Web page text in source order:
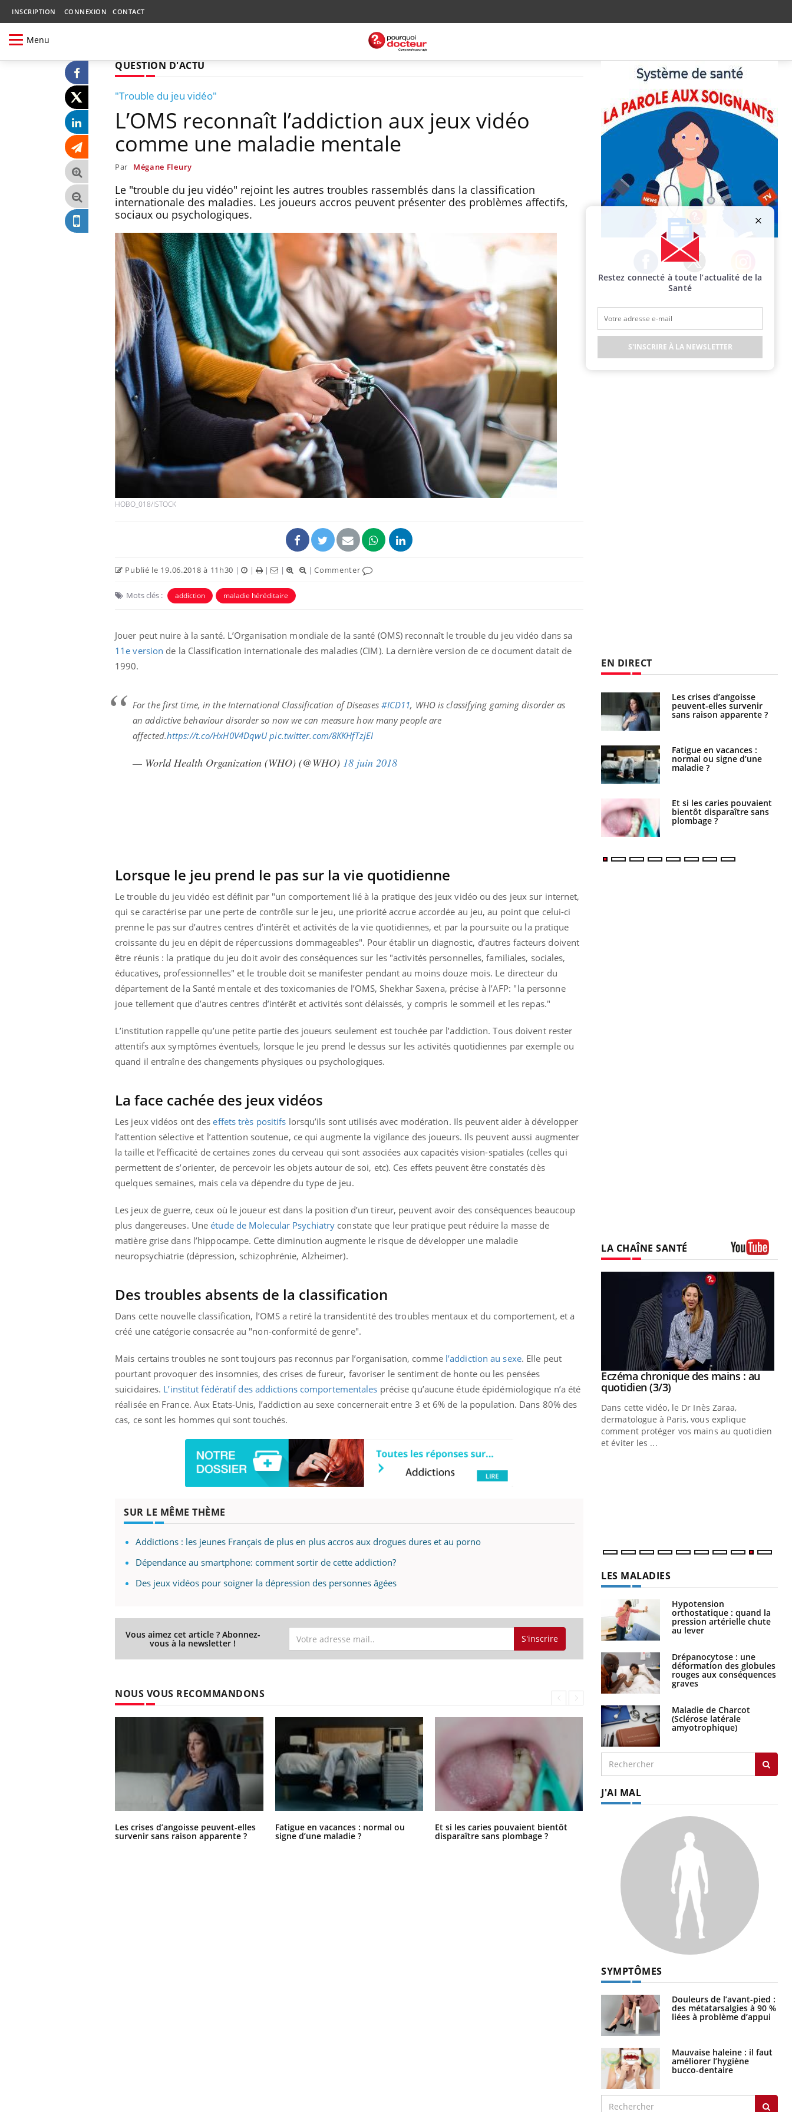
INSCRIPTION CONNEXION CONTACT
Menu
QUESTION D'ACTU
"Trouble du jeu vidéo"
L’OMS reconnaît l’addiction aux jeux vidéo
comme une maladie mentale
Par Mégane Fleury
Le "trouble du jeu vidéo" rejoint les autres troubles rassemblés dans la classification
internationale des maladies. Les joueurs accros peuvent présenter des problèmes affectifs,
sociaux ou psychologiques.
HOBO_018/ISTOCK
Publié le 19.06.2018 à 11h30 | | | | |Commenter
Mots clés : addiction maladie héréditaire
Jouer peut nuire à la santé. L’Organisation mondiale de la santé (OMS) reconnaît le trouble du jeu vidéo dans sa
11e version de la Classification internationale des maladies (CIM). La dernière version de ce document datait de
1990.
For the first time, in the International Classification of Diseases #ICD11, WHO is classifying gaming disorder as
an addictive behaviour disorder so now we can measure how many people are
affected.https://t.co/HxH0V4DqwU pic.twitter.com/8KKHfTzjEI
— World Health Organization (WHO) (@WHO) 18 juin 2018
Lorsque le jeu prend le pas sur la vie quotidienne
Le trouble du jeu vidéo est définit par "un comportement lié à la pratique des jeux vidéo ou des jeux sur internet,
qui se caractérise par une perte de contrôle sur le jeu, une priorité accrue accordée au jeu, au point que celui-ci
prenne le pas sur d’autres centres d’intérêt et activités de la vie quotidiennes, et par la poursuite ou la pratique
croissante du jeu en dépit de répercussions dommageables". Pour établir un diagnostic, d’autres facteurs doivent
être réunis : la pratique du jeu doit avoir des conséquences sur les "activités personnelles, familiales, sociales,
éducatives, professionnelles" et le trouble doit se manifester pendant au moins douze mois. Le directeur du
département de la Santé mentale et des toxicomanies de l’OMS, Shekhar Saxena, précise à l’AFP: "la personne
joue tellement que d’autres centres d’intérêt et activités sont délaissés, y compris le sommeil et les repas."
L’institution rappelle qu’une petite partie des joueurs seulement est touchée par l’addiction. Tous doivent rester
attentifs aux symptômes éventuels, lorsque le jeu prend le dessus sur les activités quotidiennes par exemple ou
quand il entraîne des changements physiques ou psychologiques.
La face cachée des jeux vidéos
Les jeux vidéos ont deseffets très positifs lorsqu’ils sont utilisés avec modération. Ils peuvent aider à développer
l’attention sélective et l’attention soutenue, ce qui augmente la vigilance des joueurs. Ils peuvent aussi augmenter
la taille et l’efficacité de certaines zones du cerveau qui sont associées aux capacités vision-spatiales (celles qui
permettent de s’orienter, de percevoir les objets autour de soi, etc). Ces effets peuvent être constatés dès
quelques semaines, mais cela va dépendre du type de jeu.
Les jeux de guerre, ceux où le joueur est dans la position d’un tireur, peuvent avoir des conséquences beaucoup
plus dangereuses. Uneétude de Molecular Psychiatry constate que leur pratique peut réduire la masse de
matière grise dans l’hippocampe. Cette diminution augmente le risque de développer une maladie
neuropsychiatrie (dépression, schizophrénie, Alzheimer).
Des troubles absents de la classification
Dans cette nouvelle classification, l’OMS a retiré la transidentité des troubles mentaux et du comportement, et a
créé une catégorie consacrée au "non-conformité de genre".
Mais certains troubles ne sont toujours pas reconnus par l’organisation, comme l’addiction au sexe. Elle peut
pourtant provoquer des insomnies, des crises de fureur, favoriser le sentiment de honte ou les pensées
suicidaires. L’institut fédératif des addictions comportementales précise qu’aucune étude épidémiologique n’a été
réalisée en France. Aux Etats-Unis, l’addiction au sexe concernerait entre 3 et 6% de la population. Dans 80% des
cas, ce sont les hommes qui sont touchés.
SUR LE MÊME THÈME
Addictions : les jeunes Français de plus en plus accros aux drogues dures et au porno
Dépendance au smartphone: comment sortir de cette addiction?
Des jeux vidéos pour soigner la dépression des personnes âgées
Vous aimez cet article ? Abonnez-
vous à la newsletter ! S'inscrire
NOUS VOUS RECOMMANDONS
Les crises d’angoisse peuvent-elles
survenir sans raison apparente ?
Fatigue en vacances : normal ou
signe d’une maladie ?
Et si les caries pouvaient bientôt
disparaître sans plombage ?
Éclipse solaire du 12 août : “Des
verres adaptés, c'est indispensable
pour la santé des yeux”
Facebook Twitter Instagram
EN DIRECT
Les crises d’angoisse
peuvent-elles survenir
sans raison apparente ?
Fatigue en vacances :
normal ou signe d’une
maladie ?
Et si les caries pouvaient
bientôt disparaître sans
plombage ?
LA CHAÎNE SANTÉ
Un « jumeau numérique » pour
faciliter l’accès à la médecine
préventiveYoutube
Un établissement lié à un groupe
santé : l'utilisation d'un « jumeau
Youtube
COUP DE FOOD sur le diabèteYoutube
Coup de food sur le diabète, c'est votre
nouveau rendez-vous culinaire qui
bouscule les idées reçues ! Dans cet
Youtube
Quand l’entreprise mise sur le bien
être globalYoutube
"Les rendez-vous de la santé et de la
Youtube
Eczéma chronique des mains : au
quotidien (3/3)Youtube
Dans cette vidéo, le Dr Inès Zaraa,
dermatologue à Paris, vous explique
comment protéger vos mains au quotidien
et éviter les ...
LES MALADIES
Hypotension
orthostatique : quand la
pression artérielle chute
au lever
Drépanocytose : une
déformation des globules
rouges aux conséquences
graves
Maladie de Charcot
(Sclérose latérale
amyotrophique)
J'AI MAL
SYMPTÔMES
Douleurs de l’avant-pied :
des métatarsalgies à 90 %
liées à problème d’appui
Mauvaise haleine : il faut
améliorer l’hygiène
bucco-dentaire
Restez connecté à toute l’actualité de la
Santé
S'INSCRIRE À LA NEWSLETTER